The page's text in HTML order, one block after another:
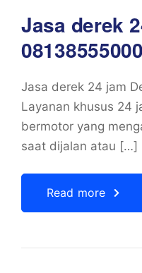
Jasa derek
Jasa derek 24 jam
Layanan khusus 24
bermotor yang
saat dijalan atau […]
Read more